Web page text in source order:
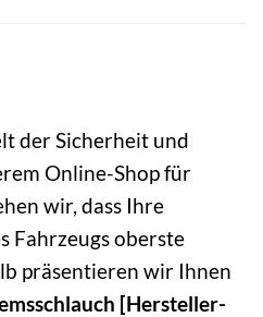
der Sicherheit und
Online-Shop für
wir, dass Ihre
Fahrzeugs oberste
präsentieren wir Ihnen
[Hersteller-